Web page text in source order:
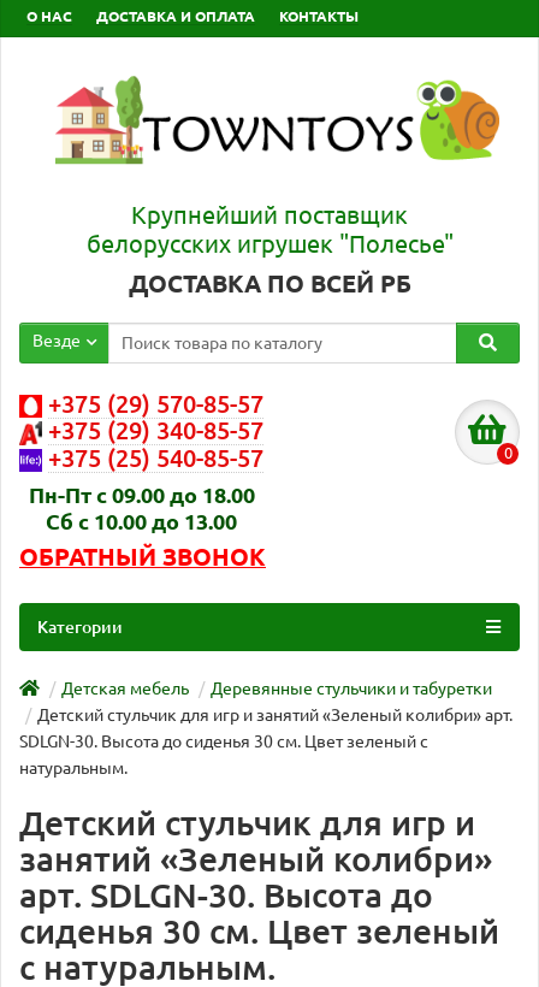
О НАС ДОСТАВКА И ОПЛАТА КОНТАКТЫ
Крупнейший поставщик
белорусских игрушек "Полесье"
ДОСТАВКА ПО ВСЕЙ РБ
Везде
+375 (29) 570-85-57
+375 (29) 340-85-57
+375 (25) 540-85-57
Пн-Пт с 09.00 до 18.00
Сб с 10.00 до 13.00
ОБРАТНЫЙ ЗВОНОК
0
Категории
Детская мебель
Деревянные стульчики и табуретки
Детский стульчик для игр и занятий «Зеленый колибри» арт.
SDLGN-30. Высота до сиденья 30 см. Цвет зеленый с
натуральным.
Детский стульчик для игр и
занятий «Зеленый колибри»
арт. SDLGN-30. Высота до
сиденья 30 см. Цвет зеленый
с натуральным.